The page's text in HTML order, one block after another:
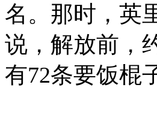
名。那时，英
说，解放前，
有72条要饭棍